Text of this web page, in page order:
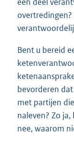
Bent u bereid
bevorderen
met partijen
naleven? Zo
nee, waarom